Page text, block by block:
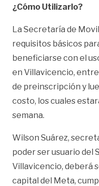
¿Cómo Utilizarlo?
La Secretaría de
requisitos básicos
beneficiarse con el
en Villavicencio,
de preinscripción y
costo, los cuales
semana.
Wilson Suárez,
poder ser usuario del
Villavicencio, deberá
capital del Meta,